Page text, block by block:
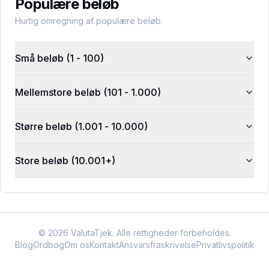
Populære beløb
Hurtig omregning af populære beløb.
Små beløb (1 - 100)
Mellemstore beløb (101 - 1.000)
Større beløb (1.001 - 10.000)
Store beløb (10.001+)
© 2026 ValutaTjek. Alle rettigheder forbeholdes.
BlogOrdbogOm osKontaktAnsvarsfraskrivelsePrivatlivspolitik